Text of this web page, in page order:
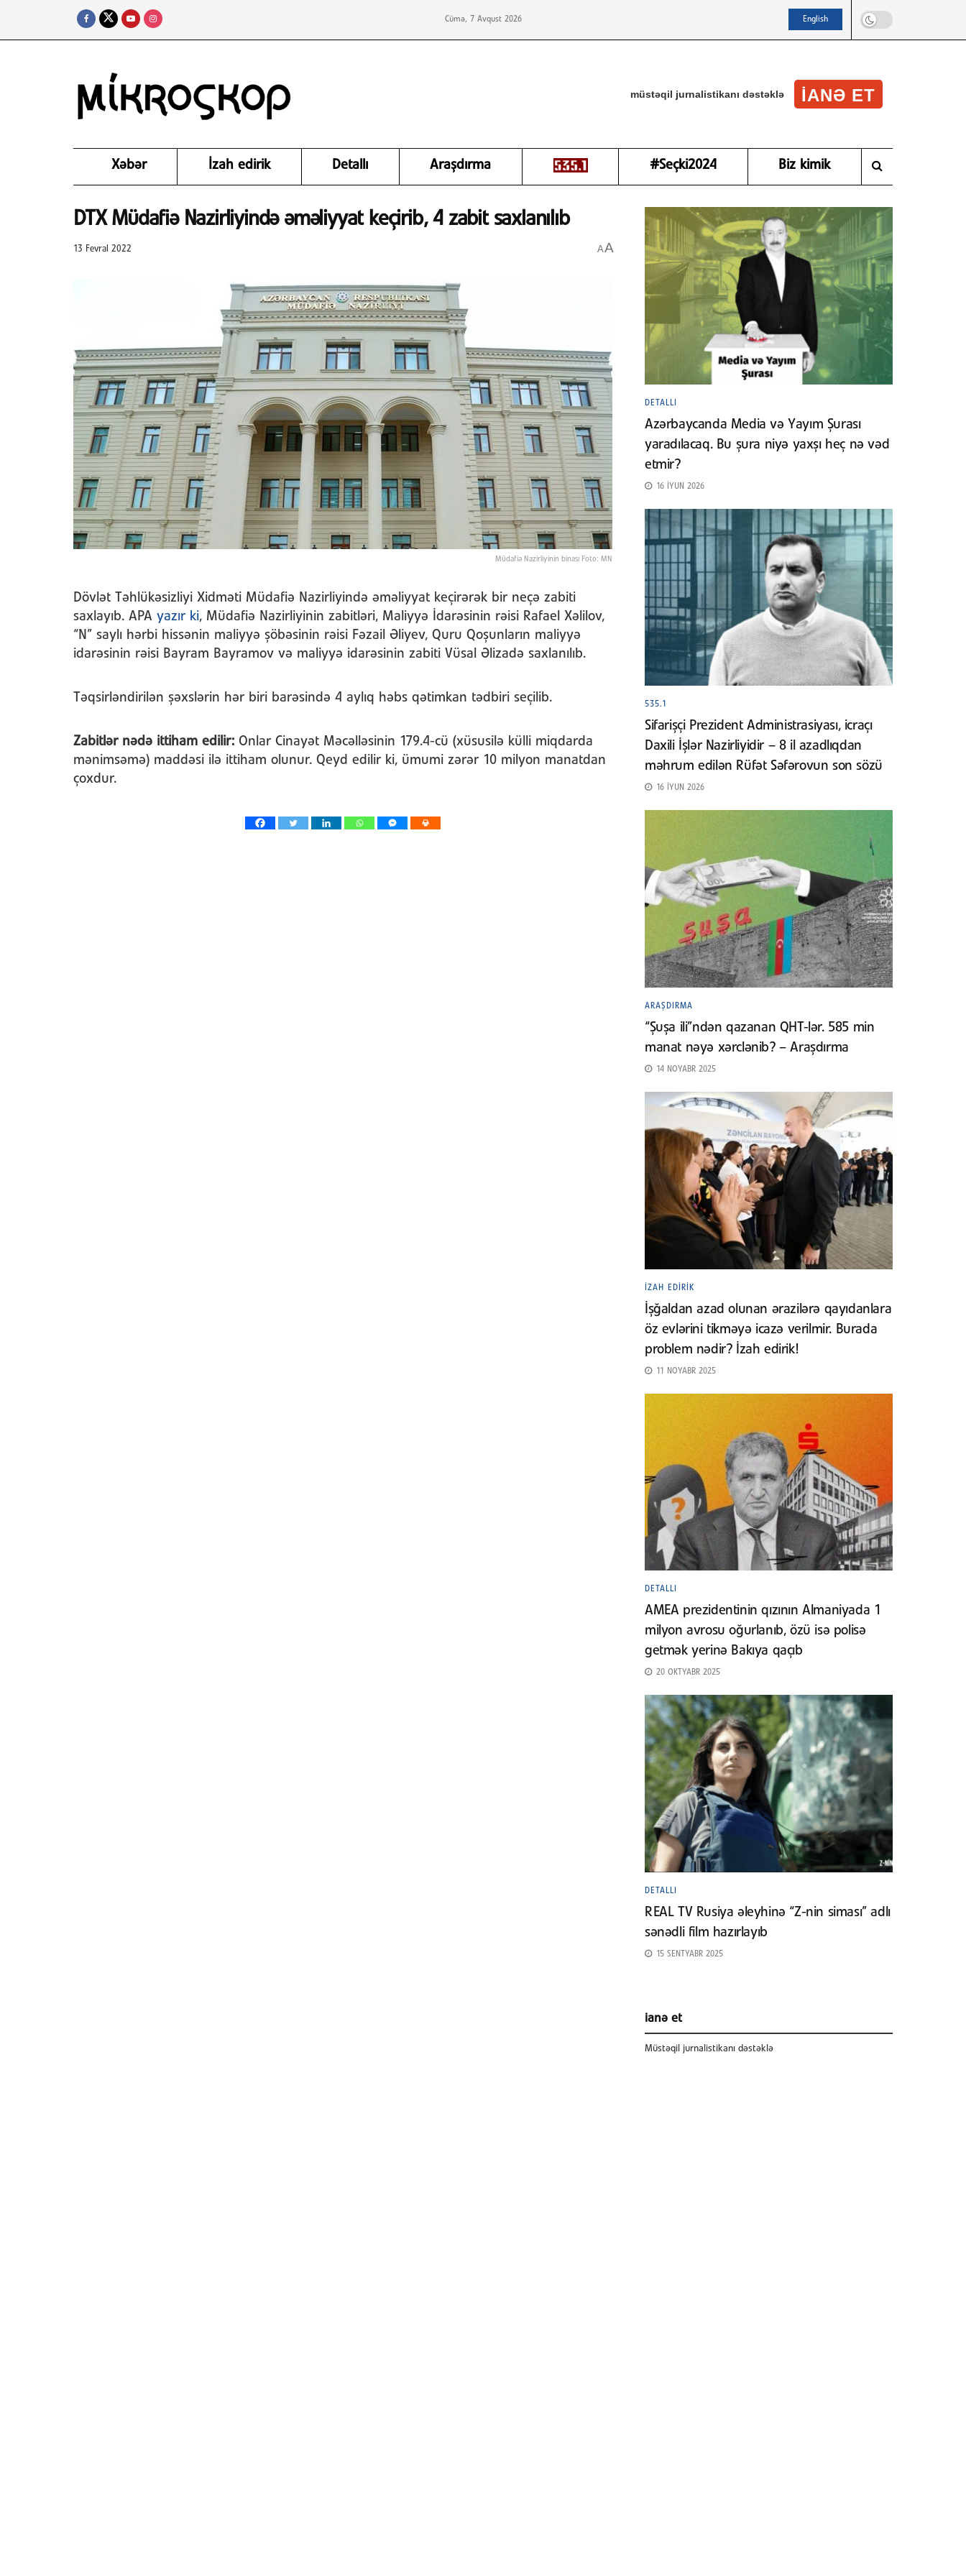
Cümə, 7 Avqust 2026 English
müstəqil jurnalistikanı dəstəklə IANƏ ET
Xəbər İzah edirik Detallı Araşdırma #Seçki2024 Biz kimik
DTX Müdafiə Nazirliyində əməliyyat keçirib, 4 zabit saxlanılıb
13 Fevral 2022 AA
Müdafiə Nazirliyinin binası Foto: MN
Dövlət Təhlükəsizliyi Xidməti Müdafiə Nazirliyində əməliyyat keçirərək bir neçə zabiti
saxlayıb. APA yazır ki, Müdafiə Nazirliyinin zabitləri, Maliyyə İdarəsinin rəisi Rafael Xəlilov,
“N” saylı hərbi hissənin maliyyə şöbəsinin rəisi Fəzail Əliyev, Quru Qoşunların maliyyə
idarəsinin rəisi Bayram Bayramov və maliyyə idarəsinin zabiti Vüsal Əlizadə saxlanılıb.
Təqsirləndirilən şəxslərin hər biri barəsində 4 aylıq həbs qətimkan tədbiri seçilib.
Zabitlər nədə ittiham edilir: Onlar Cinayət Məcəlləsinin 179.4-cü (xüsusilə külli miqdarda
mənimsəmə) maddəsi ilə ittiham olunur. Qeyd edilir ki, ümumi zərər 10 milyon manatdan
çoxdur.
DETALLI
Azərbaycanda Media və Yayım Şurası
yaradılacaq. Bu şura niyə yaxşı heç nə vəd
etmir?
16 İYUN 2026
535.1
Sifarişçi Prezident Administrasiyası, icraçı
Daxili İşlər Nazirliyidir – 8 il azadlıqdan
məhrum edilən Rüfət Səfərovun son sözü
16 İYUN 2026
ARAŞDIRMA
“Şuşa ili”ndən qazanan QHT-lər. 585 min
manat nəyə xərclənib? – Araşdırma
14 NOYABR 2025
İZAH EDIRIK
İşğaldan azad olunan ərazilərə qayıdanlara
öz evlərini tikməyə icazə verilmir. Burada
problem nədir? İzah edirik!
11 NOYABR 2025
DETALLI
AMEA prezidentinin qızının Almaniyada 1
milyon avrosu oğurlanıb, özü isə polisə
getmək yerinə Bakıya qaçıb
20 OKTYABR 2025
DETALLI
REAL TV Rusiya əleyhinə “Z-nin siması” adlı
sənədli film hazırlayıb
15 SENTYABR 2025
ianə et
Müstəqil jurnalistikanı dəstəklə